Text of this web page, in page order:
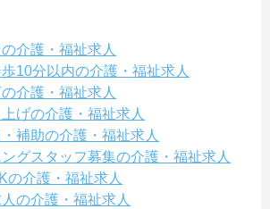
介護・福祉求人
10分以内の介護・福祉求人
介護・福祉求人
げの介護・福祉求人
補助の介護・福祉求人
グスタッフ募集の介護・福祉求人
の介護・福祉求人
の介護・福祉求人